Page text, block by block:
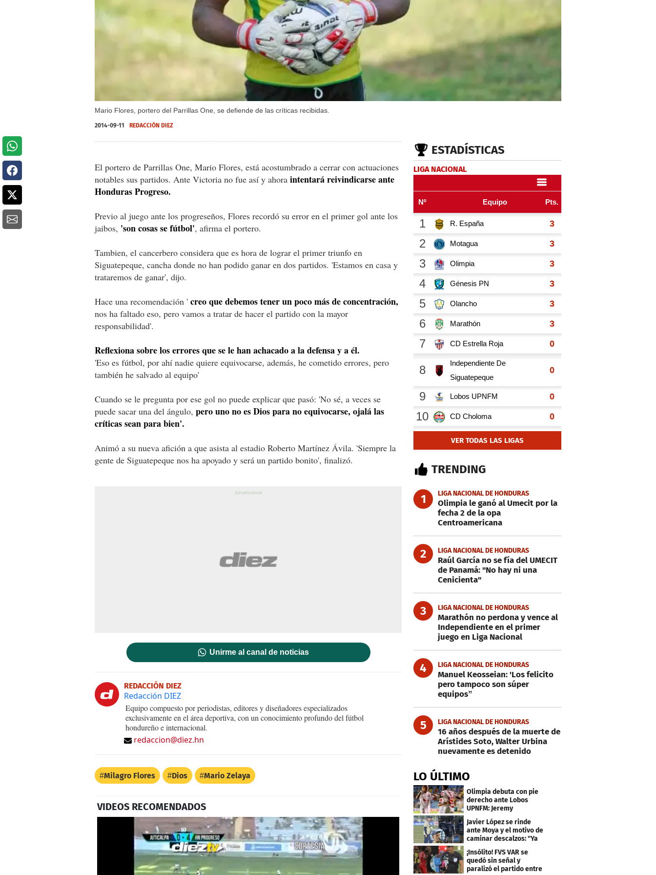
Mario Flores, portero del Parrillas One, se defiende de las críticas recibidas.
2014-09-11 REDACCIÓN DIEZ
El portero de Parrillas One, Mario Flores, está acostumbrado a cerrar con actuaciones
notables sus partidos. Ante Victoria no fue así y ahora intentará reivindicarse ante
Honduras Progreso.
Previo al juego ante los progreseños, Flores recordó su error en el primer gol ante los
jaibos, 'son cosas se fútbol', afirma el portero.
Tambien, el cancerbero considera que es hora de lograr el primer triunfo en
Siguatepeque, cancha donde no han podido ganar en dos partidos. 'Estamos en casa y
trataremos de ganar', dijo.
Hace una recomendación ' creo que debemos tener un poco más de concentración,
nos ha faltado eso, pero vamos a tratar de hacer el partido con la mayor
responsabilidad'.
Reflexiona sobre los errores que se le han achacado a la defensa y a él.
'Eso es fútbol, por ahí nadie quiere equivocarse, además, he cometido errores, pero
también he salvado al equipo'
Cuando se le pregunta por ese gol no puede explicar que pasó: 'No sé, a veces se
puede sacar una del ángulo, pero uno no es Dios para no equivocarse, ojalá las
críticas sean para bien'.
Animó a su nueva afición a que asista al estadio Roberto Martínez Ávila. 'Siempre la
gente de Siguatepeque nos ha apoyado y será un partido bonito', finalizó.
Unirme al canal de noticias
REDACCIÓN DIEZ
Redacción DIEZ
Equipo compuesto por periodistas, editores y diseñadores especializados
exclusivamente en el área deportiva, con un conocimiento profundo del fútbol
hondureño e internacional.
redaccion@diez.hn
Milagro Flores Dios Mario Zelaya
VIDEOS RECOMENDADOS
ESTADÍSTICAS
LIGA NACIONAL
VER TODAS LAS LIGAS
TRENDING
1 LIGA NACIONAL DE HONDURAS
Olimpia le ganó al Umecit por la
fecha 2 de la opa
Centroamericana
2 LIGA NACIONAL DE HONDURAS
Raúl García no se fía del UMECIT
de Panamá: "No hay ni una
Cenicienta"
3 LIGA NACIONAL DE HONDURAS
Marathón no perdona y vence al
Independiente en el primer
juego en Liga Nacional
4 LIGA NACIONAL DE HONDURAS
Manuel Keosseian: 'Los felicito
pero tampoco son súper
equipos”
5 LIGA NACIONAL DE HONDURAS
16 años después de la muerte de
Arístides Soto, Walter Urbina
nuevamente es detenido
LO ÚLTIMO
Olimpia debuta con pie
derecho ante Lobos
UPNFM: Jeremy
Rodríguez fue el héroe
Javier López se rinde
ante Moya y el motivo de
caminar descalzos: "Ya
nos piden la 21"
¡Insólito! FVS VAR se
quedó sin señal y
paralizó el partido entre